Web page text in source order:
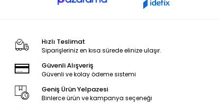
Hızlı Teslimat
Siparişleriniz en kısa sürede elinize ulaşır.
Güvenli Alışveriş
Güvenli ve kolay ödeme sistemi
Geniş Ürün Yelpazesi
Binlerce ürün ve kampanya seçeneği